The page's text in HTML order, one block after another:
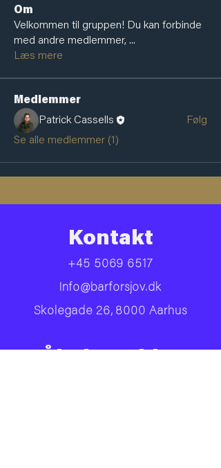
Om
Velkommen til gruppen! Du kan forbinde
med andre medlemmer, ...
Læs mere
Medlemmer
Patrick Cassells
Følg
Se alle medlemmer (1)
Kontakt
+45 5069 6517
Info@barforsjov.dk
Skolegade 26, 8000 Aarhus